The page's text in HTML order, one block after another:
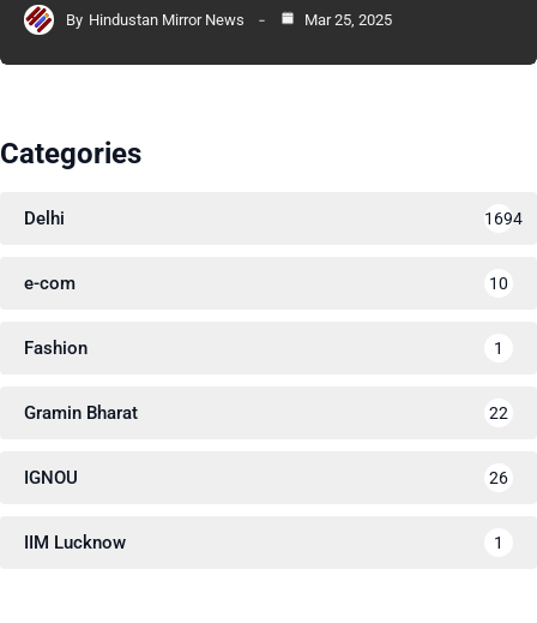
By Hindustan Mirror News Mar 25, 2025
Categories
Delhi 1694
e-com 10
Fashion 1
Gramin Bharat 22
IGNOU 26
IIM Lucknow 1